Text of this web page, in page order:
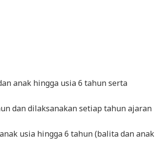
anak hingga usia 6 tahun serta
dan dilaksanakan setiap tahun ajaran
usia hingga 6 tahun (balita dan anak